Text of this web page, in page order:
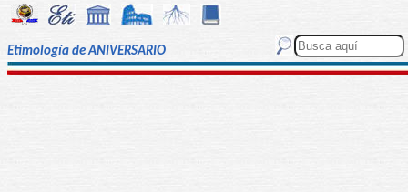
Etimología de ANIVERSARIO